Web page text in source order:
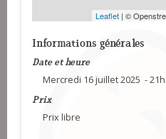
Leaflet | ©
Informations générales
Date et heure
Mercredi 16 juillet 2025 -
Prix
Prix libre